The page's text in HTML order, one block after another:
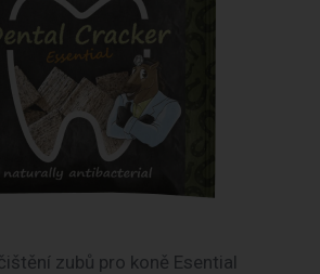
zubů pro koně Esential